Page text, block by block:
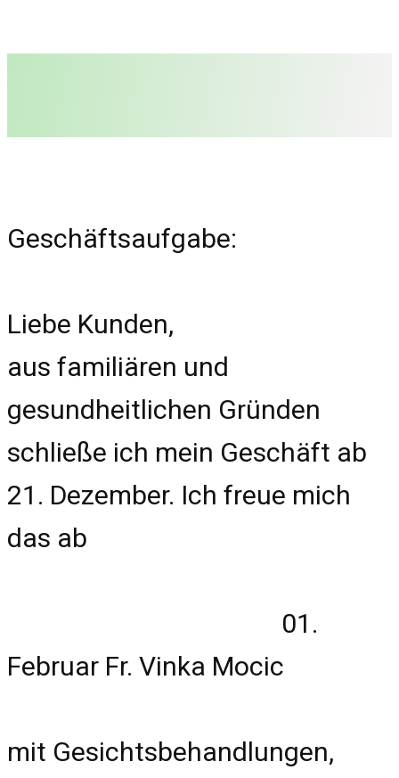
Geschäftsaufgabe:
Liebe Kunden,
aus familiären und
gesundheitlichen Gründen
schließe ich mein Geschäft ab
21. Dezember. Ich freue mich
das ab
01.
Februar Fr. Vinka Mocic
mit Gesichtsbehandlungen,